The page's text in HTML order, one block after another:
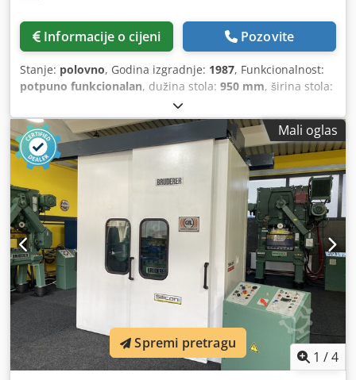
Informacije o cijeni Pozovite
Stanje: polovno, Godina izgradnje: 1987, Funkcionalnost:
potpuno funkcionalan, dužina stola: 950 mm, širina stola:
80 t, ukupna masa:
udarna snaga:80 t,
Mali oglas
1 /4
Spremi pretragu